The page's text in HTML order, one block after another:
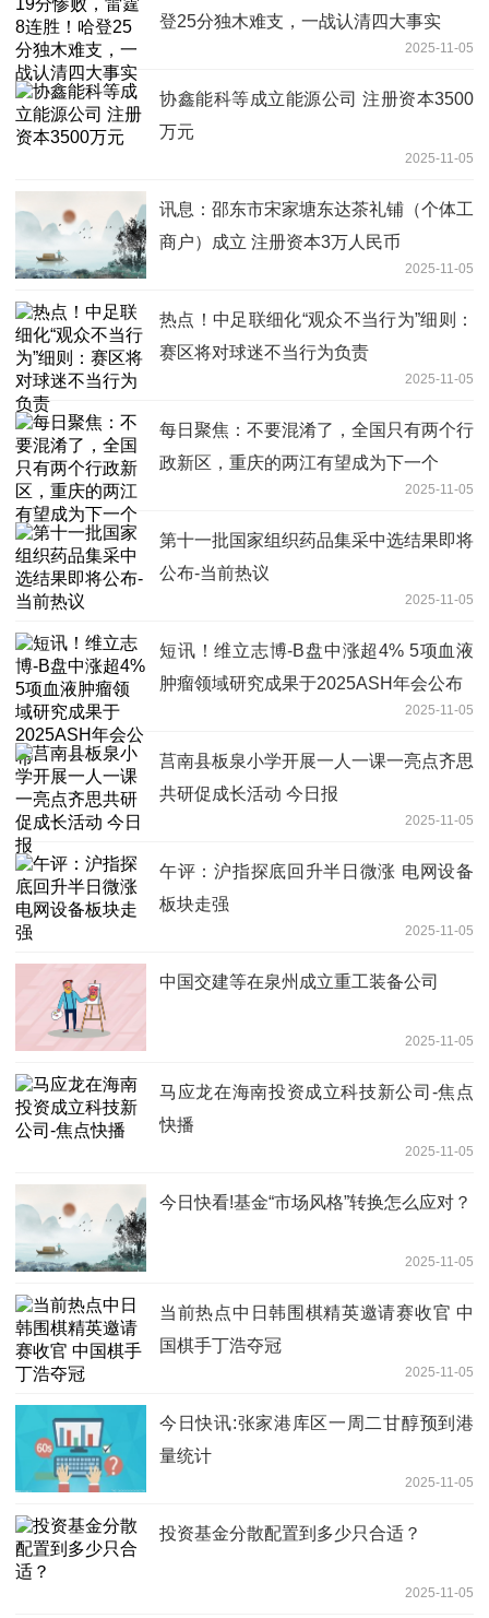
登25分独木难支，一战认清四大事实
2025-11-05
协鑫能科等成立能源公司 注册资本3500
万元
2025-11-05
讯息：邵东市宋家塘东达茶礼铺（个体工
商户）成立 注册资本3万人民币
2025-11-05
热点！中足联细化“观众不当行为”细则：
赛区将对球迷不当行为负责
2025-11-05
每日聚焦：不要混淆了，全国只有两个行
政新区，重庆的两江有望成为下一个
2025-11-05
第十一批国家组织药品集采中选结果即将
公布-当前热议
2025-11-05
短讯！维立志博-B盘中涨超4% 5项血液
肿瘤领域研究成果于2025ASH年会公布
2025-11-05
莒南县板泉小学开展一人一课一亮点齐思
共研促成长活动 今日报
2025-11-05
午评：沪指探底回升半日微涨 电网设备
板块走强
2025-11-05
中国交建等在泉州成立重工装备公司
2025-11-05
马应龙在海南投资成立科技新公司-焦点
快播
2025-11-05
今日快看!基金“市场风格”转换怎么应对？
2025-11-05
当前热点中日韩围棋精英邀请赛收官 中
国棋手丁浩夺冠
2025-11-05
今日快讯:张家港库区一周二甘醇预到港
量统计
2025-11-05
投资基金分散配置到多少只合适？
2025-11-05